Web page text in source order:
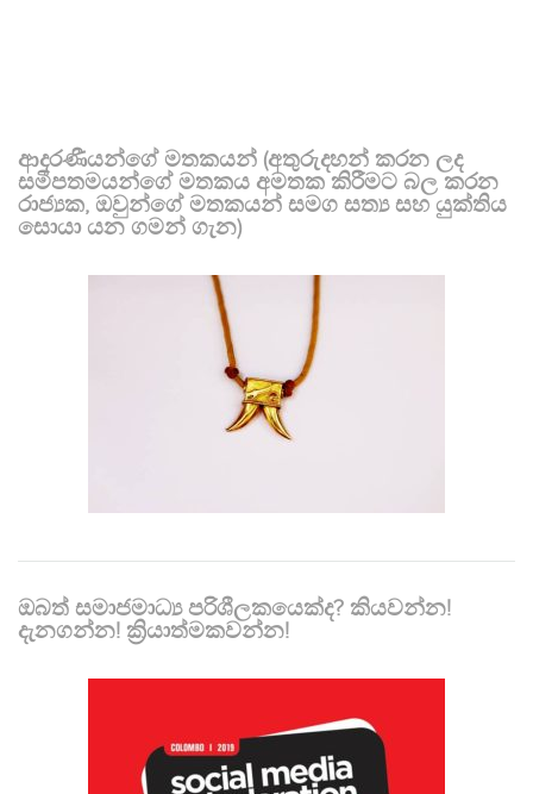
ආදරණීයන්ගේ මතකයන් (අතුරුදහන් කරන ලද
සමීපතමයන්ගේ මතකය අමතක කිරීමට බල කරන
රාජ්‍යක, ඔවුන්ගේ මතකයන් සමග සත්‍ය සහ යුක්තිය
සොයා යන ගමන් ගැන)
ඔබත් සමාජමාධ්‍ය පරිශීලකයෙක්ද? කියවන්න!
දැනගන්න! ක්‍රියාත්මකවන්න!